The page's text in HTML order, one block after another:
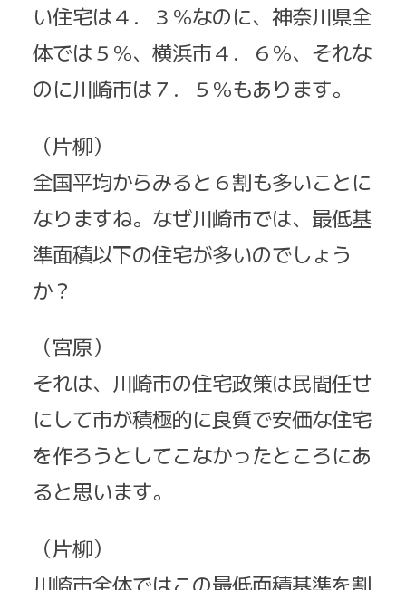
い住宅は４．３％なのに、神奈川県全
体では５％、横浜市４．６％、それな
のに川崎市は７．５％もあります。
（片柳）
全国平均からみると６割も多いことに
なりますね。なぜ川崎市では、最低基
準面積以下の住宅が多いのでしょう
か？
（宮原）
それは、川崎市の住宅政策は民間任せ
にして市が積極的に良質で安価な住宅
を作ろうとしてこなかったところにあ
ると思います。
（片柳）
川崎市全体ではこの最低面積基準を割